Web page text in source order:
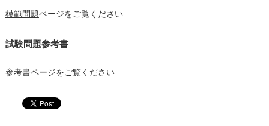
模範問題ページをご覧ください
試験問題参考書
参考書ページをご覧ください